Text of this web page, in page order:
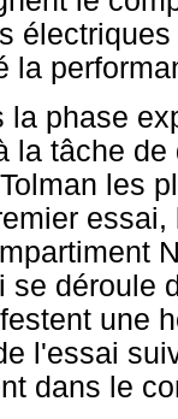
la
la phase
la tâche
les
se déroule
une
l'essai
dans le